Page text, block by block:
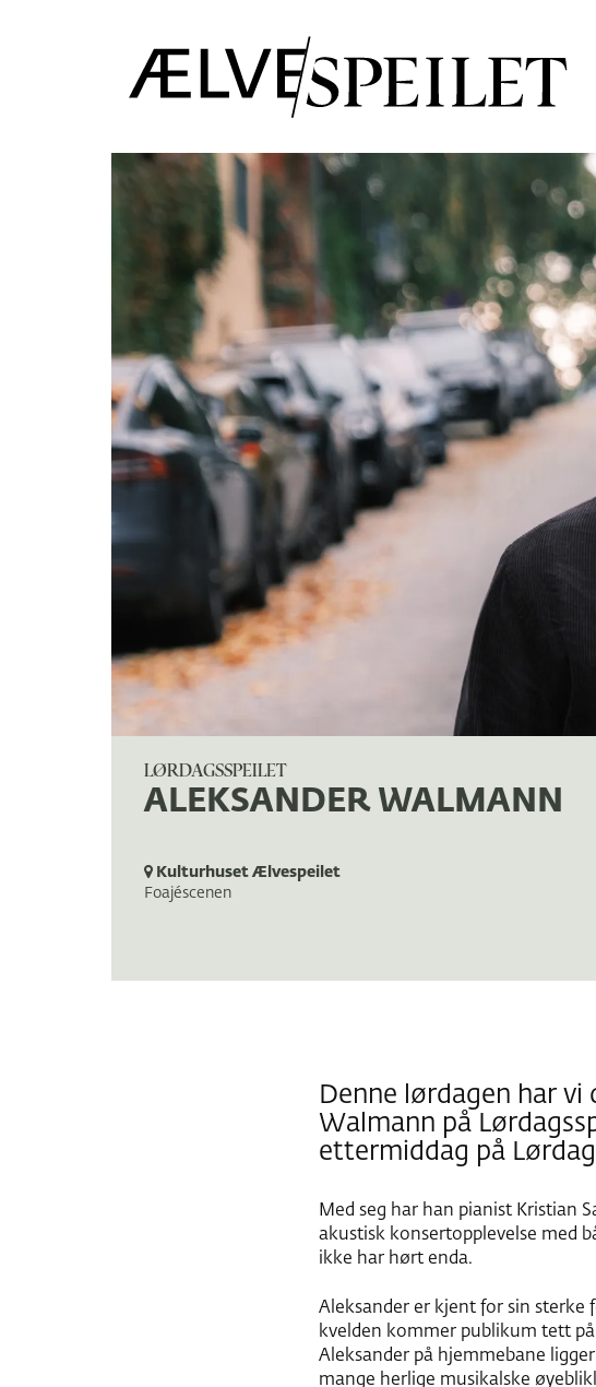
ALEKSANDER WALMANN
LØRDAGSSPEILET
Kulturhuset Ælvespeilet
Foajéscenen
Denne lørdagen har vi
Walmann på
ettermiddag på
Med seg har han pianist Kristian
akustisk konsertopplevelse med
ikke har hørt enda.
Aleksander er kjent for sin sterke
kvelden kommer publikum tett
Aleksander på hjemmebane
mange herlige musikalske